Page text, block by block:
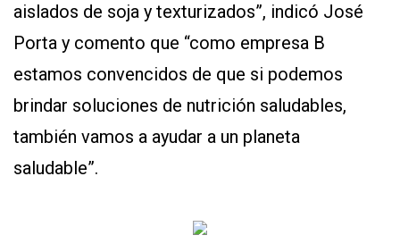
aislados de soja y texturizados”, indicó José
Porta y comento que “como empresa B
estamos convencidos de que si podemos
brindar soluciones de nutrición saludables,
también vamos a ayudar a un planeta
saludable”.